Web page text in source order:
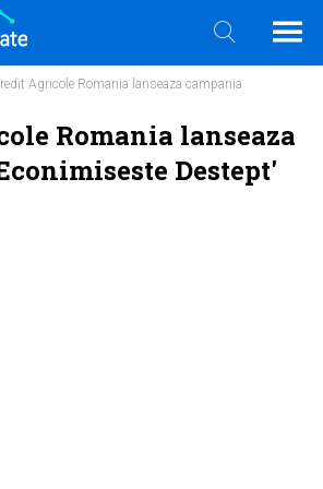
Agricole Romania lanseaza campania
Romania lanseaza
Destept'